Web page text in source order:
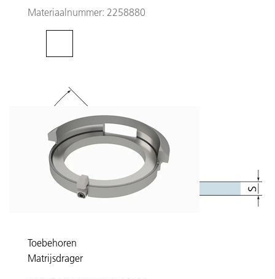
Materiaalnummer: 2258880
Toebehoren
Matrijsdrager